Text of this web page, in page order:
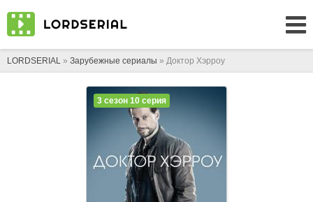
LORDSERIAL » Зарубежные сериалы » Доктор Хэрроу
3 сезон 10 серия